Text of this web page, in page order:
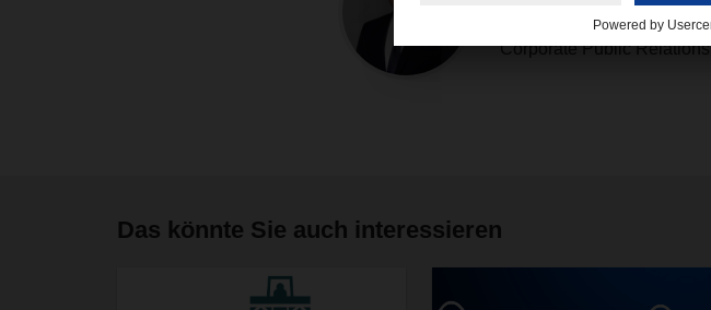
Christian Auchter
Corporate Public Relations
Das könnte Sie auch interessieren